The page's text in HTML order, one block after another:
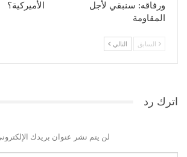
ورفاقه: سنبقي لأجل
المقاومة
الأميركية؟
السابق التالي
اترك رد
لن يتم نشر عنوان بريدك